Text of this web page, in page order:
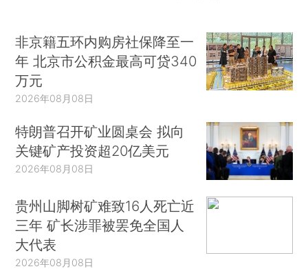
非京籍五环内购房社保降至一
年 北京市公积金最高可贷340
万元
2026年08月08日
特朗普召开矿业圆桌会 拟向
关键矿产投资超20亿美元
2026年08月08日
贵州山脚树矿难致16人死亡近
三年 矿长涉罪被罢免全国人
大代表
2026年08月08日